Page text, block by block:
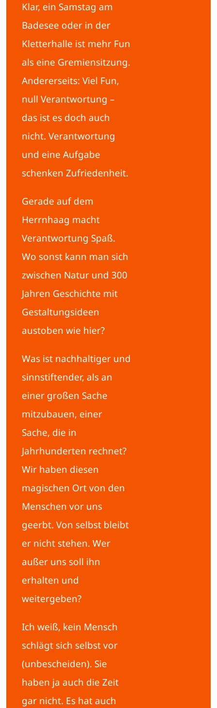
Klar, ein Samstag am
Badesee oder in der
Kletterhalle ist mehr Fun
als eine Gremiensitzung.
Andererseits: Viel Fun,
null Verantwortung –
das ist es doch auch
nicht. Verantwortung
und eine Aufgabe
schenken Zufriedenheit.
Gerade auf dem
Herrnhaag macht
Verantwortung Spaß.
Wo sonst kann man sich
zwischen Natur und 300
Jahren Geschichte mit
Gestaltungsideen
austoben wie hier?
Was ist nachhaltiger und
sinnstiftender, als an
einer großen Sache
mitzubauen, einer
Sache, die in
Jahrhunderten rechnet?
Wir haben diesen
magischen Ort von den
Menschen vor uns
geerbt. Von selbst bleibt
er nicht stehen. Wer
außer uns soll ihn
erhalten und
weitergeben?
Ich weiß, kein Mensch
schlägt sich selbst vor
(unbescheiden). Sie
haben ja auch die Zeit
gar nicht. Es hat auch